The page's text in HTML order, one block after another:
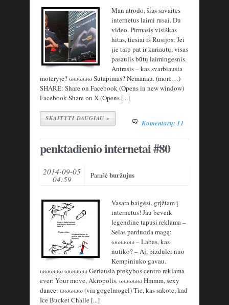
Man atrodo, šias savaites
internetus laimi rusai. Du
video. Pirmasis visiškas
hitas, tiesiai iš Rusijos: Jei
jie taip pat ir kariautų, visas
pasaulis būtų laimingesnis.
Antrasis – kas svarbiausia
moteryje? ωωωωω Sutapimas? Nemanau. (more…)
SHARE: Share on Facebook (Opens in new window)
Facebook Share on X (Opens [...]
SKAITYTI DAUGIAU » Komentarų: 11
penktadienio internetai #80
2014-09-05
04:59 Parašėburžujus
Vasara baigėsi, grįžtam į
internetus! Jau beveik
legendine tapusi reklama –
Selas parduoda magą:
ωωωωω – Labas, kas
nutiko? – Aj, pizdulei nuo
Kempiniuko gavau.
ωωωωω ωωωωω Geriausia prekybos centro reklama
ever: Your move, Akropolis. ωωωωω Hmmm, sexy
dance: ωωωωω (via gogelmogel) Tie, kas sakote, kad
Ice Bucket Challe [...]